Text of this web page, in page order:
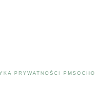
PRYWATNOŚCI PMSOCHO